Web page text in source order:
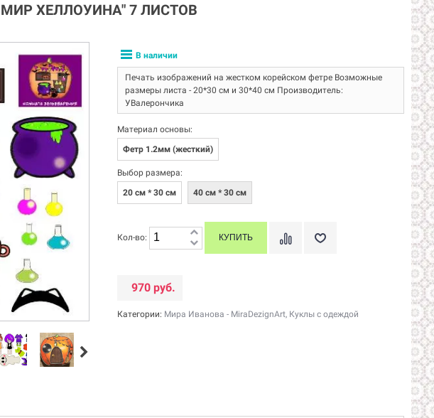
ХЕЛЛОУИНА" 7 ЛИСТОВ
В наличии
Печать изображений на жестком корейском фетре Возможные
размеры листа - 20*30 см и 30*40 см Производитель:
УВалерончика
Материал основы:
Фетр 1.2мм (жесткий)
Выбор размера:
20 см * 30 см
40 см * 30 см
Кол-во:
970 руб.
Категории: Мира Иванова - MiraDezignArt, Куклы с одеждой